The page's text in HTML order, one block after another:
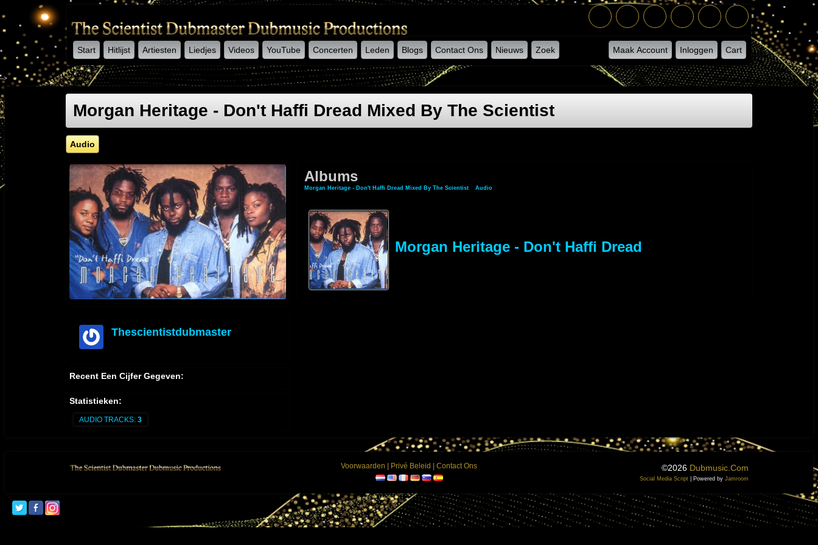
Start Hitlijst Artiesten Liedjes Videos YouTube Concerten Leden Blogs Contact Ons Nieuws Zoek Maak Account Inloggen Cart
-->
Morgan Heritage - Don't Haffi Dread Mixed By The Scientist
Audio
Thescientistdubmaster
Recent Een Cijfer Gegeven:
Statistieken:
AUDIO TRACKS: 3
Albums
Morgan Heritage - Don't Haffi Dread Mixed By The Scientist» Audio» Albums
Morgan Heritage - Don't Haffi Dread
Voorwaarden Privé Beleid Contact Ons ©2026 Dubmusic.com
Social Media Script | Powered by Jamroom